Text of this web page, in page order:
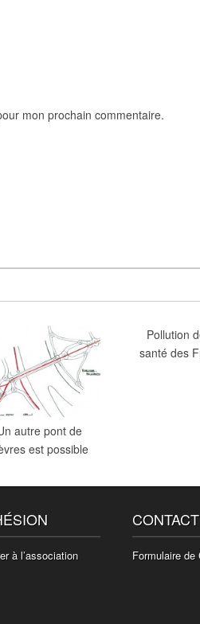
mon prochain commentaire.
autre pont de
est possible
Pollution
santé des
à l’association
CONTACT
Formulaire de